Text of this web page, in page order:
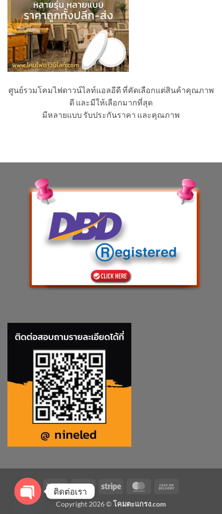
ศูนย์รวมโคมไฟดาวน์ไลท์แอลอีดี ที่คัดเลือกแต่สินค้าคุณภาพ
ดี และมีให้เลือกมากที่สุด
มีหลายแบบ รับประกันราคา และคุณภาพ
Visa PayPal Stripe MasterCard
Copyright 2026 ©โคมตะแกรง.com
ติดต่อเรา